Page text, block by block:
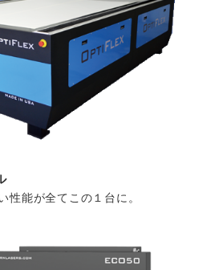
覧
品一覧
)
覧
性能が全てこの１台に。